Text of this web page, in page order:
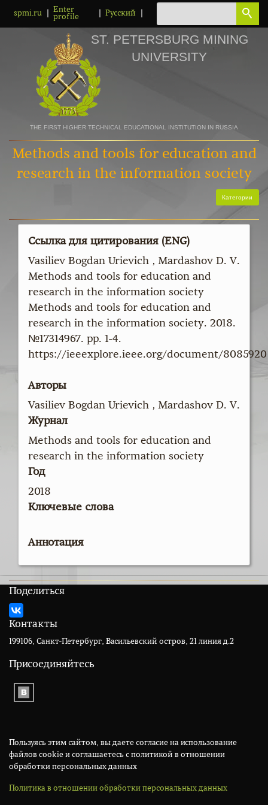
spmi.ru
Enter
profile
Русский
ST. PETERSBURG MINING
UNIVERSITY
THE FIRST HIGHER TECHNICAL EDUCATIONAL INSTITUTION IN RUSSIA
Methods and tools for education and
research in the information society
Категории
Ссылка для цитирования (ENG)
Vasiliev Bogdan Urievich , Mardashov D. V.
Methods and tools for education and
research in the information society
Methods and tools for education and
research in the information society. 2018.
№17314967. pp. 1-4.
https://ieeexplore.ieee.org/document/8085920
Авторы
Vasiliev Bogdan Urievich , Mardashov D. V.
Журнал
Methods and tools for education and
research in the information society
Год
2018
Ключевые слова
Аннотация
Поделиться
Контакты
199106, Санкт-Петербург, Васильевский остров, 21 линия д.2
Присоединяйтесь
Пользуясь этим сайтом, вы даете согласие на использование
файлов cookie и соглашаетесь с политикой в отношении
обработки персональных данных
Политика в отношении обработки персональных данных